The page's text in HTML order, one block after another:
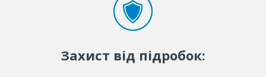
Захист від підробок: